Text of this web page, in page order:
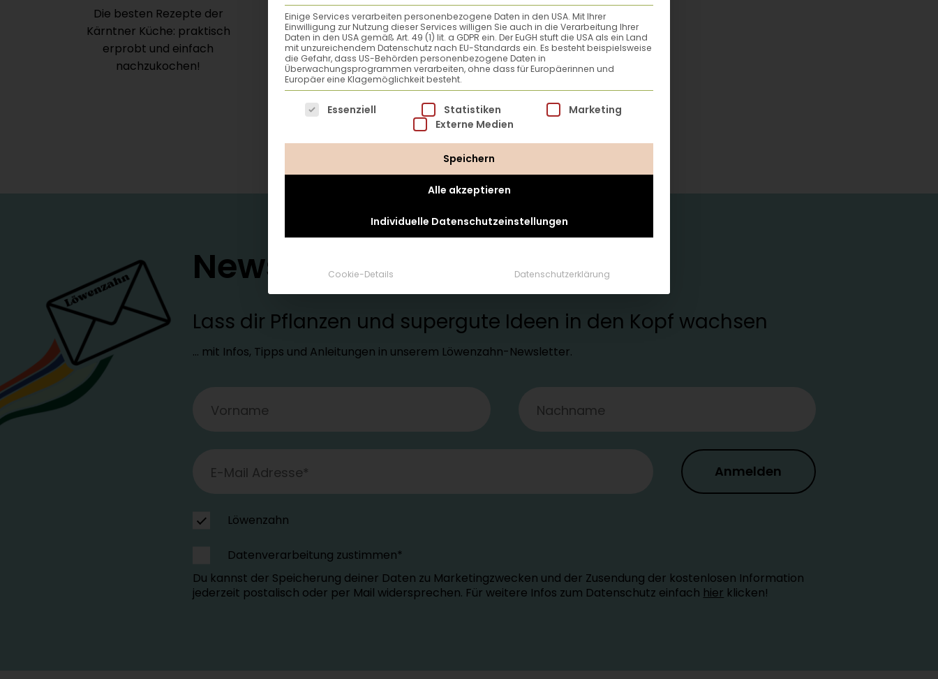
Die besten Rezepte der
Kärntner Küche: praktisch
erprobt und einfach
nachzukochen!
Newsletter
Lass dir Pflanzen und supergute Ideen in den Kopf wachsen
… mit Infos, Tipps und Anleitungen in unserem Löwenzahn-Newsletter.
Anmelden
Löwenzahn
Datenverarbeitung zustimmen*
Du kannst der Speicherung deiner Daten zu Marketingzwecken und der Zusendung der kostenlosen Information
jederzeit postalisch oder per Mail widersprechen. Für weitere Infos zum Datenschutz einfach hier klicken!
Einige Services verarbeiten personenbezogene Daten in den USA. Mit Ihrer
Einwilligung zur Nutzung dieser Services willigen Sie auch in die Verarbeitung Ihrer
Daten in den USA gemäß Art. 49 (1) lit. a GDPR ein. Der EuGH stuft die USA als ein Land
mit unzureichendem Datenschutz nach EU-Standards ein. Es besteht beispielsweise
die Gefahr, dass US-Behörden personenbezogene Daten in
Überwachungsprogrammen verarbeiten, ohne dass für Europäerinnen und
Europäer eine Klagemöglichkeit besteht.
Es folgt eine Liste der Service-Gruppen, für die eine Einwilligung erteilt werden kann. Die erste Service-Gruppe ist
Essenziell Statistiken
Marketing
Externe Medien
Speichern
Alle akzeptieren
Individuelle Datenschutzeinstellungen
Cookie-Details Datenschutzerklärung